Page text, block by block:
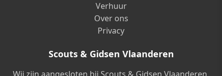
Verhuur
Over ons
Privacy
Scouts & Gidsen Vlaanderen